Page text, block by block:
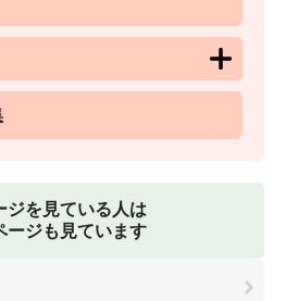
ジを見ている人は
ージも見ています